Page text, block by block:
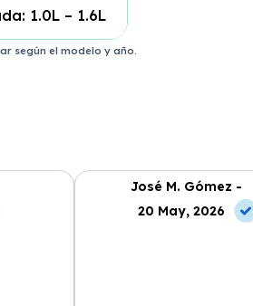
1.0L – 1.6L
según el modelo y año.
José M. Gómez -
20 May, 2026